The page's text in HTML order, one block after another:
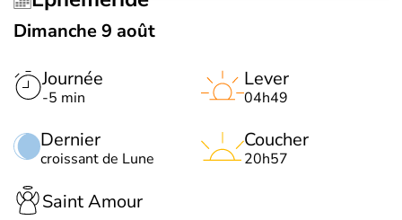
Dimanche 9 août
Journée
-5 min
Dernier
croissant de Lune
Lever
04h49
Coucher
20h57
Saint Amour